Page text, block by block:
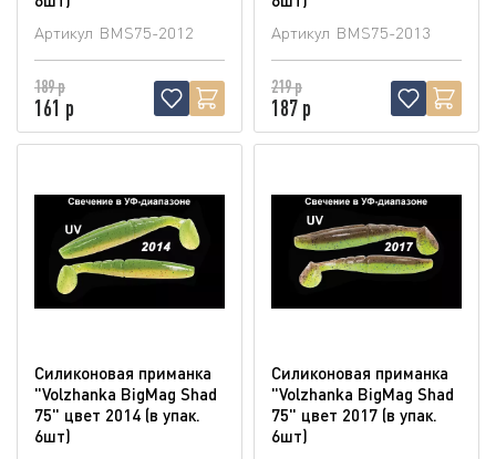
Артикул BMS75-2012
189 р
161 р
Артикул BMS75-2013
219 р
187 р
Силиконовая приманка
"Volzhanka BigMag Shad
75" цвет 2014 (в упак.
6шт)
Силиконовая приманка
"Volzhanka BigMag Shad
75" цвет 2017 (в упак.
6шт)